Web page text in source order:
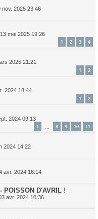
nov. 2025 23:46
mai 2025 19:26
1 2 3 4
2025 21:21
1 2
2024 18:44
1 2
2024 09:13
1 8 9 10 11
2024 14:22
avr. 2024 16:14
D'AVRIL !
avr. 2024 10:36